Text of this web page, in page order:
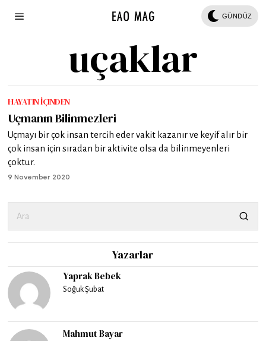
GÜNDÜZ
uçaklar
HAYATIN İÇINDEN
Uçmanın Bilinmezleri
Uçmayı bir çok insan tercih eder vakit kazanır ve keyif alır bir
çok insan için sıradan bir aktivite olsa da bilinmeyenleri
çoktur.
9 November 2020
Yazarlar
Yaprak Bebek
Soğuk Şubat
Mahmut Bayar